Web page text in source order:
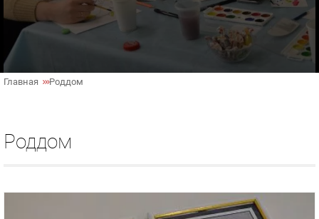
Главная Роддом
Роддом